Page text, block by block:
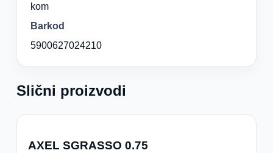
kom
Barkod
5900627024210
Slični proizvodi
AXEL SGRASSO 0.75